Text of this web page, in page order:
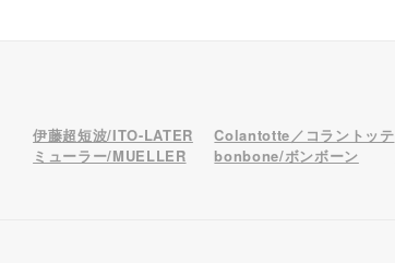
伊藤超短波/ITO-LATER Colantotte／コラントッテ
ミューラー/MUELLER bonbone/ボンボーン